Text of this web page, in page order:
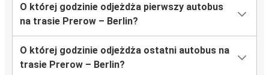
O której godzinie odjeżdża pierwszy autobus
na trasie Prerow – Berlin?
O której godzinie odjeżdża ostatni autobus na
trasie Prerow – Berlin?